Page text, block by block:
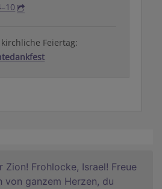
Feiertag:
Zion! Frohlocke, Israel! Freue
von ganzem Herzen, du